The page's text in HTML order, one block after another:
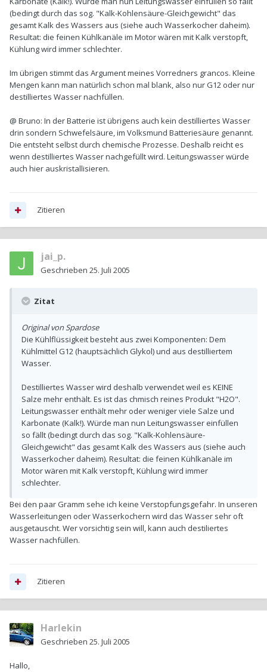
(bedingt durch das sog. "Kalk-Kohlensäure-Gleichgewicht" das
gesamt Kalk des Wassers aus (siehe auch Wasserkocher daheim).
Resultat: die feinen Kühlkanäle im Motor wären mit Kalk verstopft,
Kühlung wird immer schlechter.
Im übrigen stimmt das Argument meines Vorredners grancos. Kleine
Mengen kann man natürlich schon mal blank, also nur G12 oder nur
destilliertes Wasser nachfüllen.
@ Bruno: In der Batterie ist übrigens auch kein destilliertes Wasser
drin sondern Schwefelsäure, im Volksmund Batteriesäure genannt.
Die entsteht selbst durch chemische Prozesse. Deshalb reicht es
wenn destilliertes Wasser nachgefüllt wird. Leitungswasser würde
auch hier auskristallisieren.
Zitieren
jai_p.
Geschrieben 25. Juli 2005
Zitat
Original von Spardose
Die Kühlflüssigkeit besteht aus zwei Komponenten: Dem
Kühlmittel G12 (hauptsächlich Glykol) und aus destilliertem
Wasser.
Destilliertes Wasser wird deshalb verwendet weil es KEINE
Salze mehr enthält. Es ist das chmisch reines Produkt "H2O".
Leitungswasser enthält mehr oder weniger viele Salze und
Karbonate (Kalk!). Würde man nun Leitungswasser einfüllen
so fällt (bedingt durch das sog. "Kalk-Kohlensäure-
Gleichgewicht" das gesamt Kalk des Wassers aus (siehe auch
Wasserkocher daheim). Resultat: die feinen Kühlkanäle im
Motor wären mit Kalk verstopft, Kühlung wird immer
schlechter.
Bei den paar Gramm sehe ich keine Verstopfungsgefahr. In unseren
Wasserleitungen oder Wasserkochern wird das Wasser sehr oft
ausgetauscht. Wer vorsichtig sein will, kann auch destiliertes
Wasser nachfüllen.
Zitieren
Harlekin
Geschrieben 25. Juli 2005
Hallo,